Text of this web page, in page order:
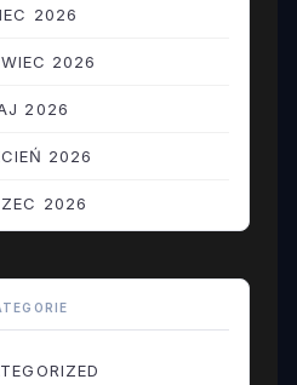
2026
2026
2026
2026
2026